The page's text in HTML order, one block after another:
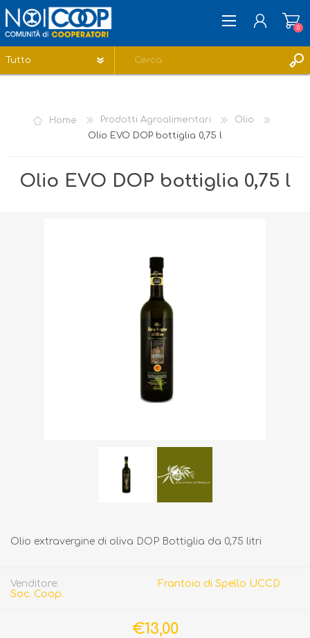
LISTA DEI DESIDERI
0
Home Prodotti Agroalimentari
Olio
Olio EVO DOP bottiglia 0,75 l
Olio EVO DOP bottiglia 0,75 l
Olio extravergine di oliva DOP Bottiglia da 0,75 litri
Venditore:
Frantoio di Spello UCCD
Soc. Coop.
€13,00